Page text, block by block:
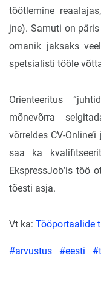
töötlemine
jne). Samuti on
omanik jaksaks
spetsialisti tööle
Orienteeritus
mõnevõrra
võrreldes CV-
saa ka
EkspressJob’is töö
tõesti asja.
Vt ka: Tööportaalide
#arvustus #eesti